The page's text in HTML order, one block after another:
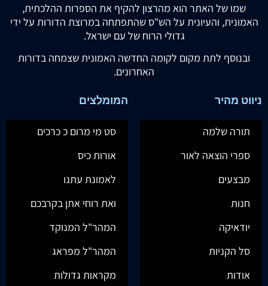
שמו של האתר הוא מהרצון להקיף את הספרות ההלכתית,
האמונית, והעיונית על הש"ס שהתפתחה במרוצת הדורות על ידי
גדולי הרוח של עם ישראל.
ובנוסף לתת מקום לקומה החדשה האמונית שצמחה בדורות
האחרונים.
ניווט מהיר
תורה שלמה
ספרי הוצאה לאור
מבצעים
חנות
יודאיקה
סל הקניות
אודות
המומלצים
סט מי מרום כ כרכים
אורות כיס
לאמונת עתנו
ואת רוחי אתן בקרבכם
המהר"ל המנוקד
המהר"ל מפראג
מקראות גדולות